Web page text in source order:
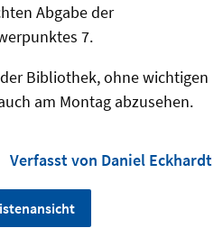
Abgabe der
7.
Bibliothek, ohne wichtigen
am Montag abzusehen.
Verfasst von Daniel Eckhardt